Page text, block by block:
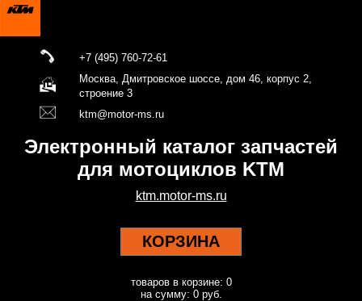
+7 (495) 760-72-61
Москва, Дмитровское шоссе, дом 46, корпус 2,
строение 3
ktm@motor-ms.ru
Электронный каталог запчастей
для мотоциклов KTM
ktm.motor-ms.ru
КОРЗИНА
товаров в корзине: 0
на сумму: 0 руб.